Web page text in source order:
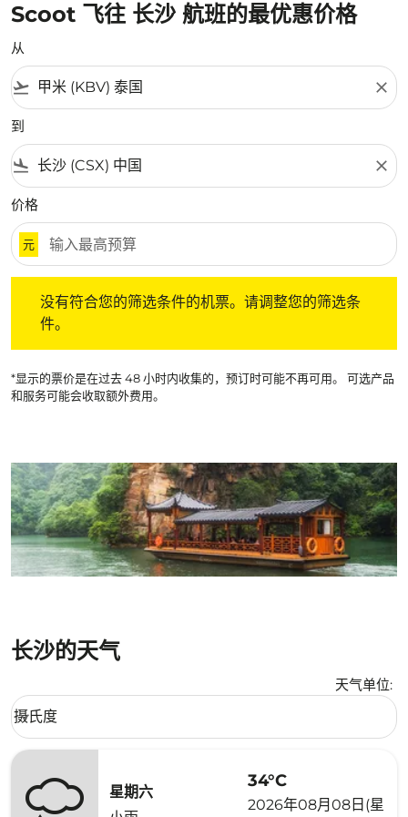
Scoot 飞往 长沙 航班的最优惠价格
从
flight_takeoff close
到
flight_land close
价格
元
没有符合您的筛选条件的机票。请调整您的筛选条
件。
*显示的票价是在过去 48 小时内收集的，预订时可能不再可用。 可选产品
和服务可能会收取额外费用。
长沙的天气
天气单位:
Weather unit option 摄氏度 Selected
摄氏度
keyboard_arrow_down
星期六
34°C
2026年08月08日(星